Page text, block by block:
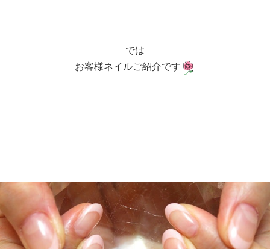
では
お客様ネイルご紹介です